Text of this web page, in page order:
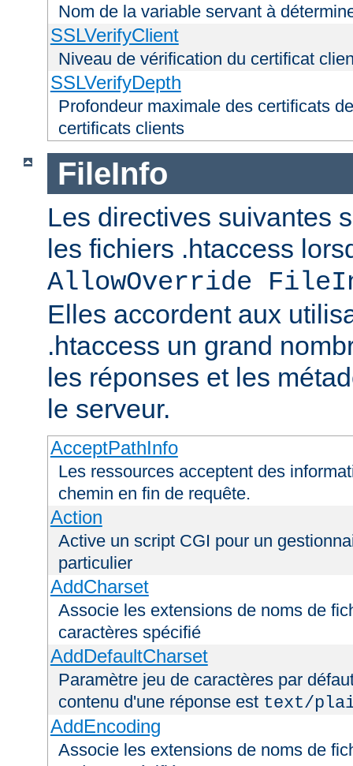
Nom de la variable servant à
SSLVerifyClient
Niveau de vérification du certificat
SSLVerifyDepth
Profondeur maximale des certificats
certificats clients
FileInfo
Les directives suivantes
les fichiers .htaccess
AllowOverride
Elles accordent aux
.htaccess un grand
les réponses et les
le serveur.
AcceptPathInfo
Les ressources acceptent des
chemin en fin de requête.
Action
Active un script CGI pour un
particulier
AddCharset
Associe les extensions de noms de
caractères spécifié
AddDefaultCharset
Paramètre jeu de caractères par
contenu d'une réponse est text/
AddEncoding
Associe les extensions de noms de